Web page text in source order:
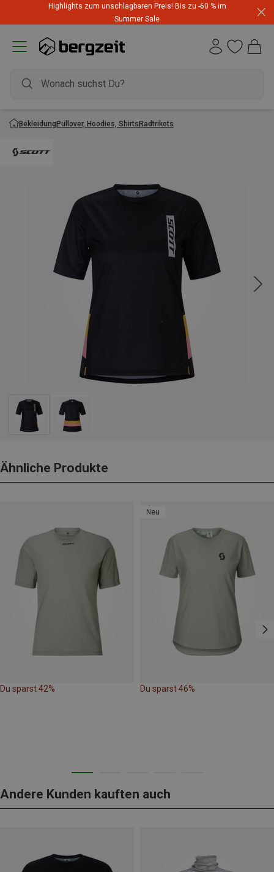
Highlights zum unschlagbaren Preis! Bis zu -60 % im
Summer Sale
BekleidungPullover, Hoodies, ShirtsRadtrikots
Ähnliche Produkte
Du sparst 42%
Neu
Du sparst 46%
Andere Kunden kauften auch